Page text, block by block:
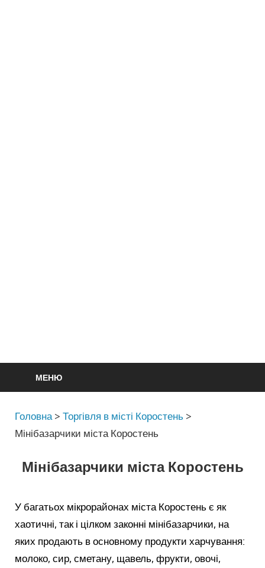
МЕНЮ
Головна >Торгівля в місті Коростень >
Мінібазарчики міста Коростень
Мінібазарчики міста Коростень
У багатьох мікрорайонах міста Коростень є як
хаотичні, так і цілком законні мінібазарчики, на
яких продають в основному продукти харчування:
молоко, сир, сметану, щавель, фрукти, овочі,